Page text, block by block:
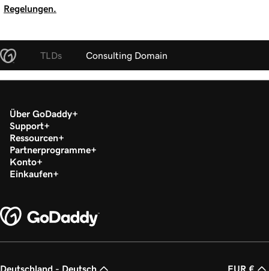
Regelungen.
TLDs Consulting Domain
Über GoDaddy
Support
Ressourcen
Partnerprogramme
Konto
Einkaufen
Deutschland - Deutsch EUR €